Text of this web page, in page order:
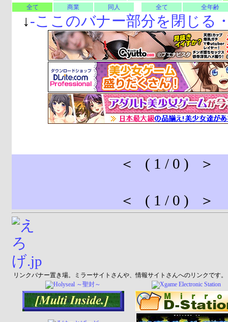
全て
商業 同人 全て 全年齢
↓-ここのバナー部分を閉じる
＜ ( 1 / 0 ) ＞
＜ ( 1 / 0 ) ＞
リンクバナー置き場。ミラーサイトさんや、情報サイトさんへのリンクです。